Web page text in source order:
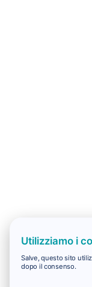
Utilizziamo i
Salve, questo sito
dopo il consenso.